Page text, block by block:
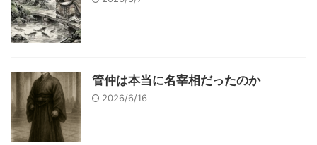
管仲は本当に名宰相だったのか
2026/6/16